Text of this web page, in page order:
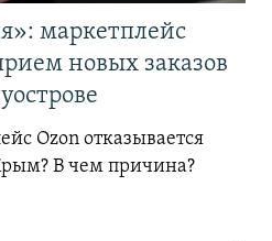
маркетплейс
новых заказов
Ozon отказывается
В чем причина?